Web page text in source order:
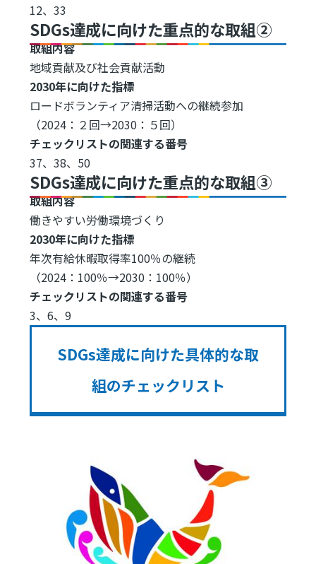
12、33
SDGs達成に向けた重点的な取組②
取組内容
地域貢献及び社会貢献活動
2030年に向けた指標
ロードボランティア清掃活動への継続参加
（2024：２回→2030：５回）
チェックリストの関連する番号
37、38、50
SDGs達成に向けた重点的な取組③
取組内容
働きやすい労働環境づくり
2030年に向けた指標
年次有給休暇取得率100％の継続
（2024：100％→2030：100％）
チェックリストの関連する番号
3、6、9
SDGs達成に向けた具体的な取
組のチェックリスト